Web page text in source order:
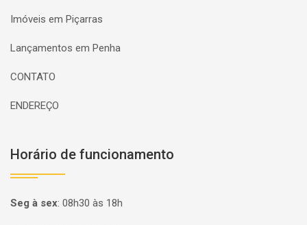
Imóveis em Piçarras
Lançamentos em Penha
CONTATO
ENDEREÇO
Horário de funcionamento
Seg à sex: 08h30 às 18h